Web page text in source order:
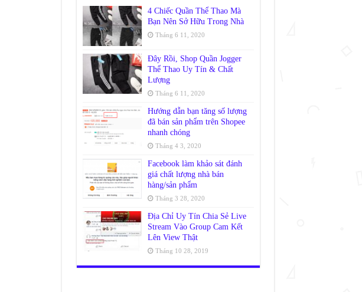
4 Chiếc Quần Thể Thao Mà
Bạn Nên Sở Hữu Trong Nhà
Tháng 6 11, 2020
Đây Rồi, Shop Quần Jogger
Thể Thao Uy Tín & Chất
Lượng
Tháng 6 11, 2020
Hướng dẫn bạn tăng số lượng
đã bán sản phẩm trên Shopee
nhanh chóng
Tháng 4 3, 2020
Facebook làm khảo sát đánh
giá chất lượng nhà bán
hàng/sản phẩm
Tháng 3 28, 2020
Địa Chỉ Uy Tín Chia Sẻ Live
Stream Vào Group Cam Kết
Lên View Thật
Tháng 10 28, 2019